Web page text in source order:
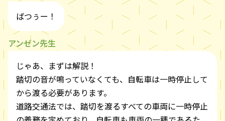
ばつぅー！
アンゼン先生
じゃあ、まずは解説！
踏切の音が鳴っていなくても、自転車は一時停止して
から渡る必要があります。
道路交通法では、踏切を渡るすべての車両に一時停止